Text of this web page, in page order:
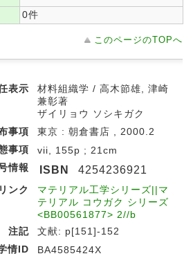
0件
このページのTOPへ
表示
材料組織学 / 高木節雄, 津崎
兼彰著
ザイリョウ ソシキガク
事項
東京 : 朝倉書店 , 2000.2
事項
vii, 155p ; 21cm
情報
ISBN 4254236921
ンク
マテリアル工学シリーズ||マ
テリアル コウガク シリーズ
<BB00561877> 2//b
注記
文献: p[151]-152
情ID
BA4585424X